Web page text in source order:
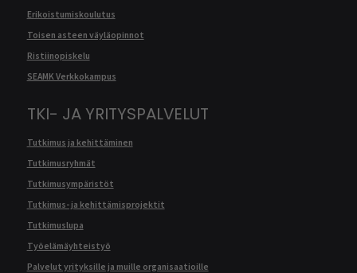
Erikoistumiskoulutus
Toisen asteen väyläopinnot
Ristiinopiskelu
SEAMK Verkkokampus
TKI- JA YRITYSPALVELUT
Tutkimus ja kehittäminen
Tutkimusryhmät
Tutkimusympäristöt
Tutkimus- ja kehittämisprojektit
Tutkimuslupa
Työelämäyhteistyö
Palvelut yrityksille ja muille organisaatioille